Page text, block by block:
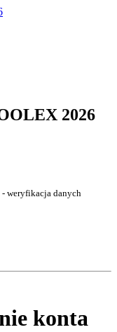
2026
- weryfikacja danych
konta